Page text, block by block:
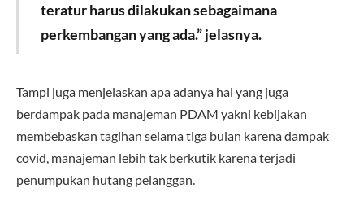
teratur harus dilakukan sebagaimana
perkembangan yang ada.” jelasnya.
Tampi juga menjelaskan apa adanya hal yang juga
berdampak pada manajeman PDAM yakni kebijakan
membebaskan tagihan selama tiga bulan karena dampak
covid, manajeman lebih tak berkutik karena terjadi
penumpukan hutang pelanggan.